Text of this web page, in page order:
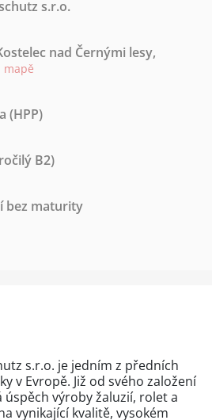
s.r.o.
nad Černými lesy,
mapě
(HPP)
B2)
bez maturity
s.r.o. je jedním z předních
v Evropě. Již od svého založení
úspěch výroby žaluzií, rolet a
vynikající kvalitě, vysokém